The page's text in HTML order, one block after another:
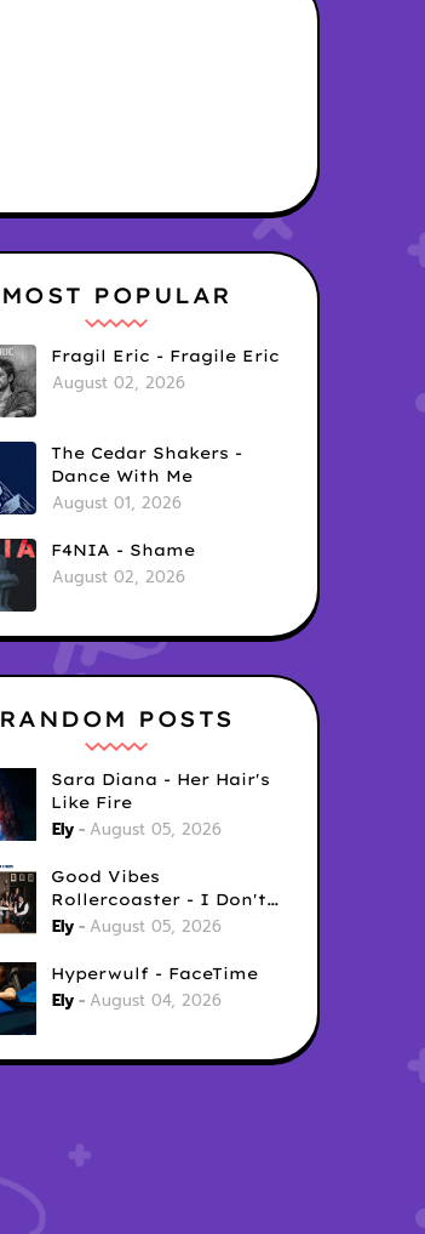
MOST POPULAR
Fragil Eric - Fragile Eric
August 02, 2026
The Cedar Shakers -
Dance With Me
August 01, 2026
F4NIA - Shame
August 02, 2026
RANDOM POSTS
Sara Diana - Her Hair's
Like Fire
Ely August 05, 2026
Good Vibes
Rollercoaster - I Don't
Care
Ely August 05, 2026
Hyperwulf - FaceTime
Ely August 04, 2026